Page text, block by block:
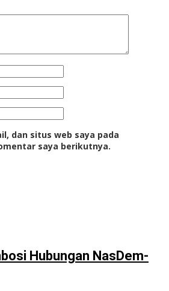
dan situs web saya pada
saya berikutnya.
Hubungan NasDem-